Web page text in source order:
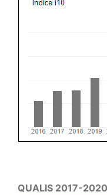
QUALIS 2017-2020